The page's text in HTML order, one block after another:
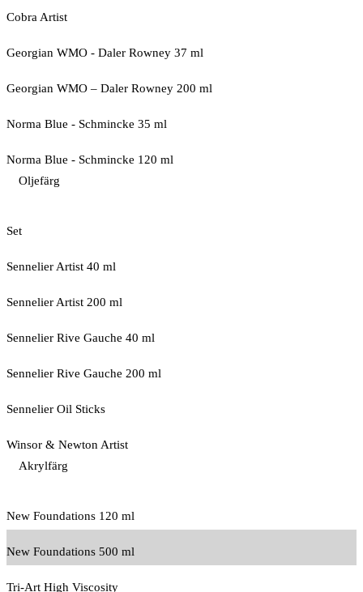
Cobra Artist
Georgian WMO - Daler Rowney 37 ml
Georgian WMO – Daler Rowney 200 ml
Norma Blue - Schmincke 35 ml
Norma Blue - Schmincke 120 ml
Oljefärg
Set
Sennelier Artist 40 ml
Sennelier Artist 200 ml
Sennelier Rive Gauche 40 ml
Sennelier Rive Gauche 200 ml
Sennelier Oil Sticks
Winsor & Newton Artist
Akrylfärg
New Foundations 120 ml
New Foundations 500 ml
Tri-Art High Viscosity